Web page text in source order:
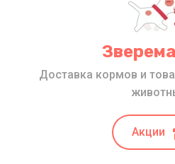
Доставка кормов и
Акции